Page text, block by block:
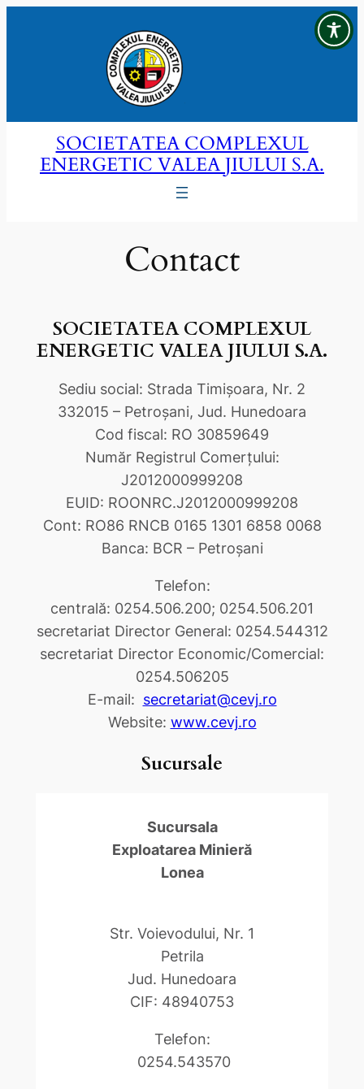
SOCIETATEA COMPLEXUL
ENERGETIC VALEA JIULUI S.A.
Contact
SOCIETATEA COMPLEXUL
ENERGETIC VALEA JIULUI S.A.
Sediu social: Strada Timişoara, Nr. 2
332015 – Petroşani, Jud. Hunedoara
Cod fiscal: RO 30859649
Număr Registrul Comerţului:
J2012000999208
EUID: ROONRC.J2012000999208
Cont: RO86 RNCB 0165 1301 6858 0068
Banca: BCR – Petroşani
Telefon:
centrală: 0254.506.200; 0254.506.201
secretariat Director General: 0254.544312
secretariat Director Economic/Comercial:
0254.506205
E-mail: secretariat@cevj.ro
Website: www.cevj.ro
Sucursale
Sucursala
Exploatarea Minieră
Lonea
Str. Voievodului, Nr. 1
Petrila
Jud. Hunedoara
CIF: 48940753
Telefon:
0254.543570